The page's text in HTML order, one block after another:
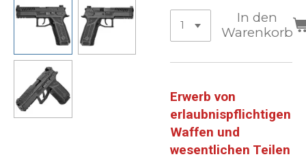
In den
Warenkorb
Erwerb von
erlaubnispflichtigen
Waffen und
wesentlichen Teilen